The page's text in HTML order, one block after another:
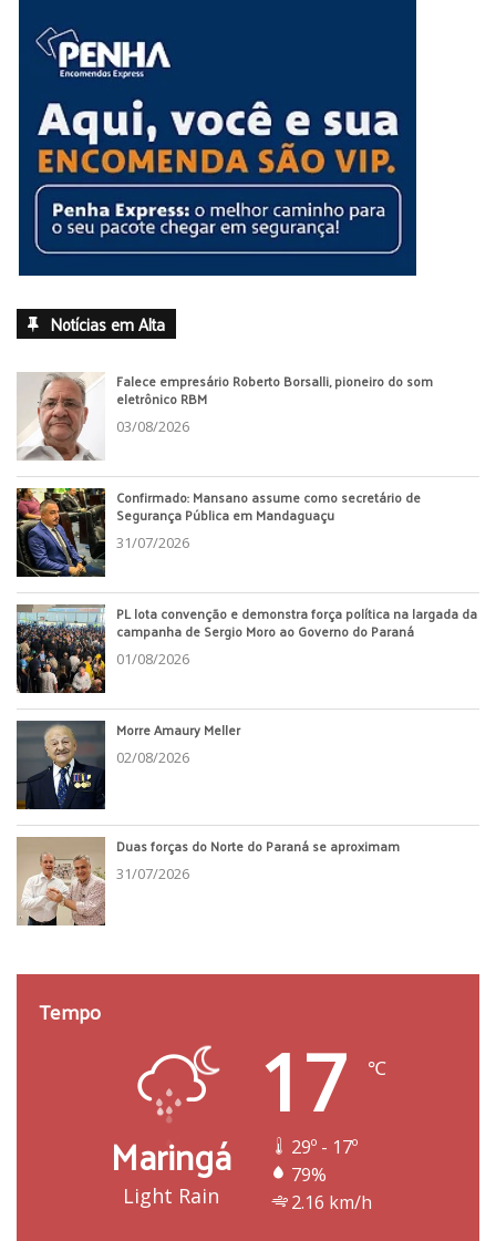
Notícias em Alta
Falece empresário Roberto Borsalli, pioneiro do som
eletrônico RBM
03/08/2026
Confirmado: Mansano assume como secretário de
Segurança Pública em Mandaguaçu
31/07/2026
PL lota convenção e demonstra força política na largada da
campanha de Sergio Moro ao Governo do Paraná
01/08/2026
Morre Amaury Meller
02/08/2026
Duas forças do Norte do Paraná se aproximam
31/07/2026
Tempo
Maringá
Light Rain
17 ℃
29º - 17º
79%
2.16 km/h